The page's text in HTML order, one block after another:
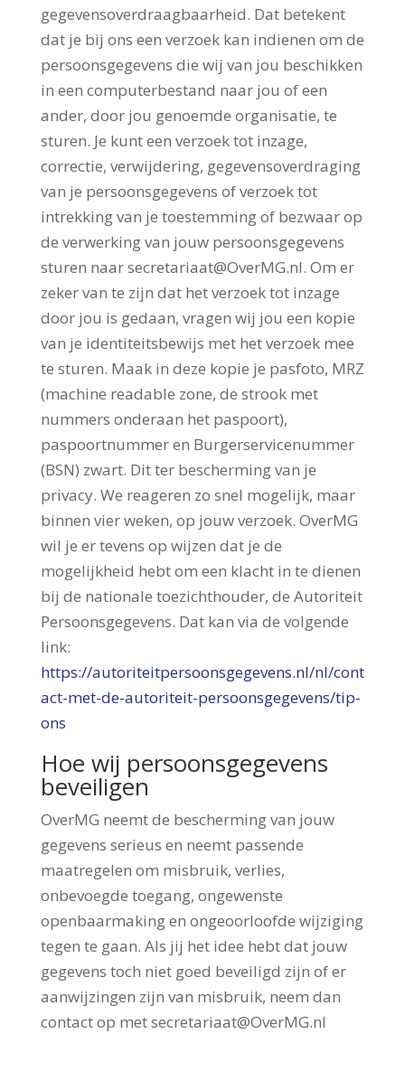
gegevensoverdraagbaarheid. Dat betekent
dat je bij ons een verzoek kan indienen om de
persoonsgegevens die wij van jou beschikken
in een computerbestand naar jou of een
ander, door jou genoemde organisatie, te
sturen. Je kunt een verzoek tot inzage,
correctie, verwijdering, gegevensoverdraging
van je persoonsgegevens of verzoek tot
intrekking van je toestemming of bezwaar op
de verwerking van jouw persoonsgegevens
sturen naar secretariaat@OverMG.nl. Om er
zeker van te zijn dat het verzoek tot inzage
door jou is gedaan, vragen wij jou een kopie
van je identiteitsbewijs met het verzoek mee
te sturen. Maak in deze kopie je pasfoto, MRZ
(machine readable zone, de strook met
nummers onderaan het paspoort),
paspoortnummer en Burgerservicenummer
(BSN) zwart. Dit ter bescherming van je
privacy. We reageren zo snel mogelijk, maar
binnen vier weken, op jouw verzoek. OverMG
wil je er tevens op wijzen dat je de
mogelijkheid hebt om een klacht in te dienen
bij de nationale toezichthouder, de Autoriteit
Persoonsgegevens. Dat kan via de volgende
link:
https://autoriteitpersoonsgegevens.nl/nl/cont
act-met-de-autoriteit-persoonsgegevens/tip-
ons
Hoe wij persoonsgegevens
beveiligen
OverMG neemt de bescherming van jouw
gegevens serieus en neemt passende
maatregelen om misbruik, verlies,
onbevoegde toegang, ongewenste
openbaarmaking en ongeoorloofde wijziging
tegen te gaan. Als jij het idee hebt dat jouw
gegevens toch niet goed beveiligd zijn of er
aanwijzingen zijn van misbruik, neem dan
contact op met secretariaat@OverMG.nl